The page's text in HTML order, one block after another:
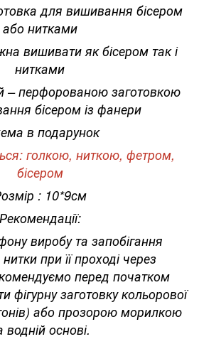
для вишивання бісером
або нитками
вишивати як бісером так і
нитками
– перфорованою заготовкою
бісером із фанери
в подарунок
голкою, ниткою, фетром,
бісером
: 10*9см
Рекомендації:
виробу та запобігання
при її проході через
перед початком
фігурну заготовку кольорової
або прозорою морилкою
водній основі.